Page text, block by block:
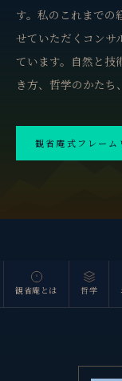
す。私のこれまでの
せていただくコンサ
ています。自然と技
き方、哲学のかたち
観省庵式フレーム
観省庵とは 哲学